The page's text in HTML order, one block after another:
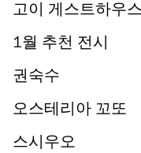
고이 게스트하우스
1월 추천 전시
권숙수
오스테리아 꼬또
스시우오